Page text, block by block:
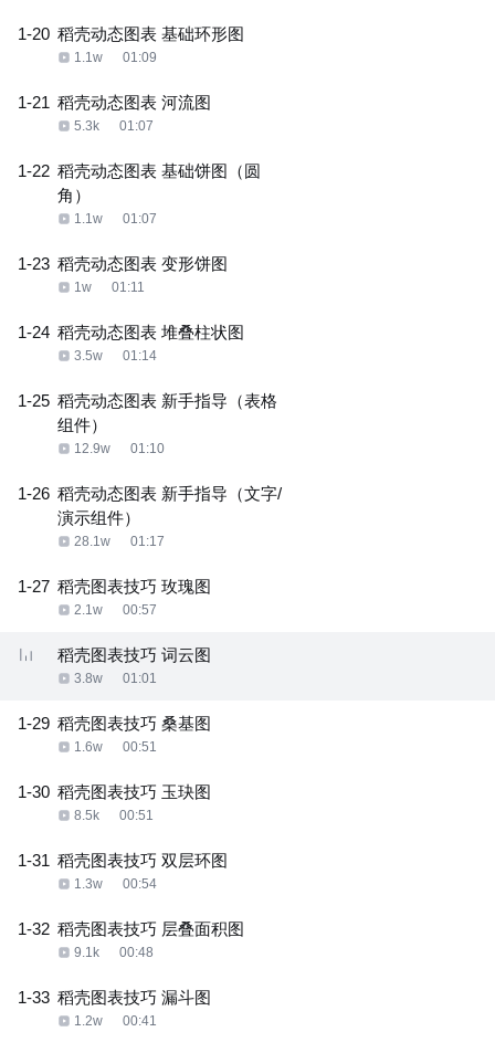
1-20 稻壳动态图表 基础环形图
1.1w 01:09
1-21 稻壳动态图表 河流图
5.3k 01:07
1-22 稻壳动态图表 基础饼图（圆
角）
1.1w 01:07
1-23 稻壳动态图表 变形饼图
1w 01:11
1-24 稻壳动态图表 堆叠柱状图
3.5w 01:14
1-25 稻壳动态图表 新手指导（表格
组件）
12.9w 01:10
1-26 稻壳动态图表 新手指导（文字/
演示组件）
28.1w 01:17
1-27 稻壳图表技巧 玫瑰图
2.1w 00:57
稻壳图表技巧 词云图
3.8w 01:01
1-29 稻壳图表技巧 桑基图
1.6w 00:51
1-30 稻壳图表技巧 玉玦图
8.5k 00:51
1-31 稻壳图表技巧 双层环图
1.3w 00:54
1-32 稻壳图表技巧 层叠面积图
9.1k 00:48
1-33 稻壳图表技巧 漏斗图
1.2w 00:41